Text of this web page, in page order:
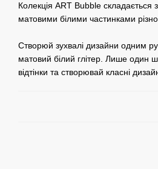
Колекція ART Bubble складається
матовими білими частинками
Створюй зухвалі дизайни одним
матовий білий глітер. Лише один
відтінки та створювай класні